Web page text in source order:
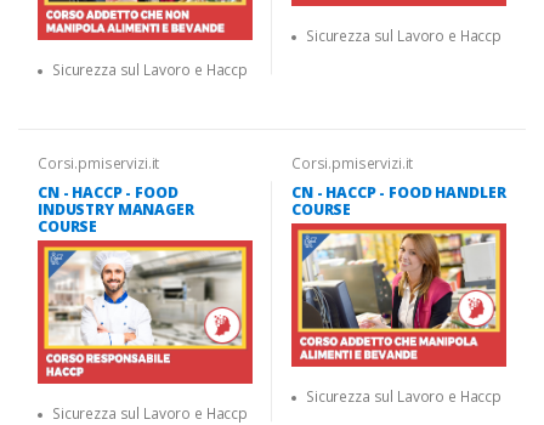
Sicurezza sul Lavoro e Haccp
Sicurezza sul Lavoro e Haccp
Corsi.pmiservizi.it
CN - HACCP - FOOD
INDUSTRY MANAGER
COURSE
Sicurezza sul Lavoro e Haccp
Corsi.pmiservizi.it
CN - HACCP - FOOD HANDLER
COURSE
Sicurezza sul Lavoro e Haccp